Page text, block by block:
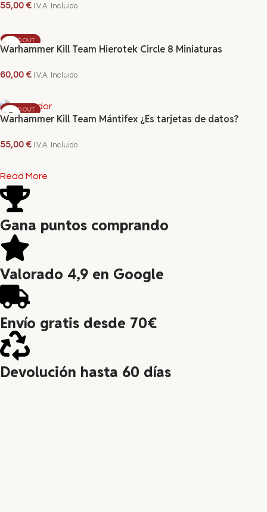
55,00€ I.V.A. Incluido
SOLD OUT
Warhammer Kill Team Hierotek Circle 8 Miniaturas
60,00€ I.V.A. Incluido
SOLD OUT
Warhammer Kill Team Mántifex ¿Es tarjetas de datos?
55,00€ I.V.A. Incluido
Read More
Gana puntos comprando
Valorado 4,9 en Google
Envío gratis desde 70€
Devolución hasta 60 días